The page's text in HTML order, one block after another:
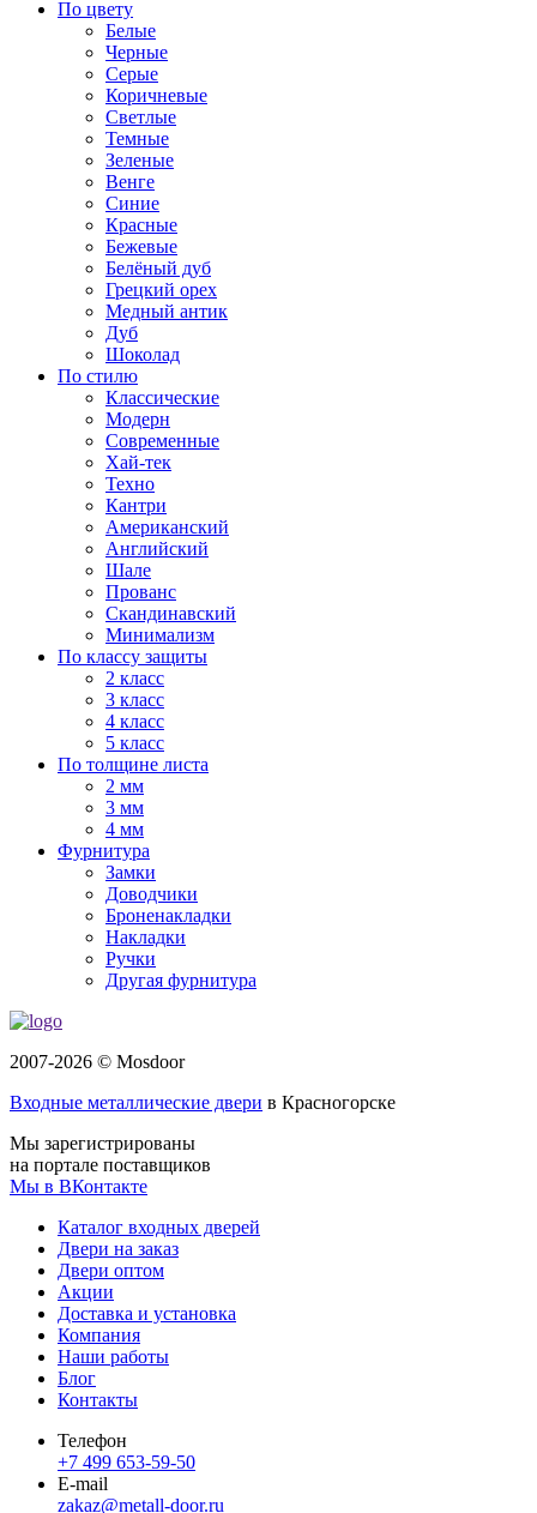
По цвету
Белые
Черные
Серые
Коричневые
Светлые
Темные
Зеленые
Венге
Синие
Красные
Бежевые
Белёный дуб
Грецкий орех
Медный антик
Дуб
Шоколад
По стилю
Классические
Модерн
Современные
Хай-тек
Техно
Кантри
Американский
Английский
Шале
Прованс
Скандинавский
Минимализм
По классу защиты
2 класс
3 класс
4 класс
5 класс
По толщине листа
2 мм
3 мм
4 мм
Фурнитура
Замки
Доводчики
Броненакладки
Накладки
Ручки
Другая фурнитура
2007-2026 © Mosdoor
Входные металлические двери в Красногорске
Мы зарегистрированы
на портале поставщиков
Мы в ВКонтакте
Каталог входных дверей
Двери на заказ
Двери оптом
Акции
Доставка и установка
Компания
Наши работы
Блог
Контакты
Телефон
+7 499 653-59-50
E-mail
zakaz@metall-door.ru